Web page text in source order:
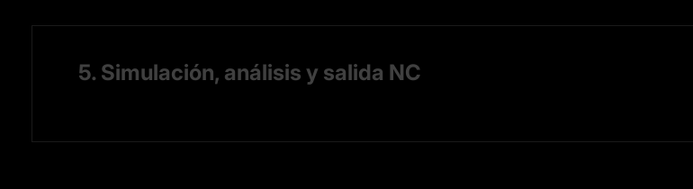
5. Simulación, análisis y salida NC